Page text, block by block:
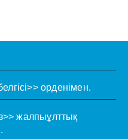
орденімен.
жалпыұлттық